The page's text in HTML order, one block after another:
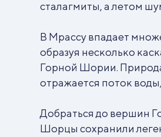
сталагмиты, а летом
В Мрассу впадает
образуя несколько
Горной Шории. Природа
отражается поток
Добраться до вершин
Шорцы сохранили